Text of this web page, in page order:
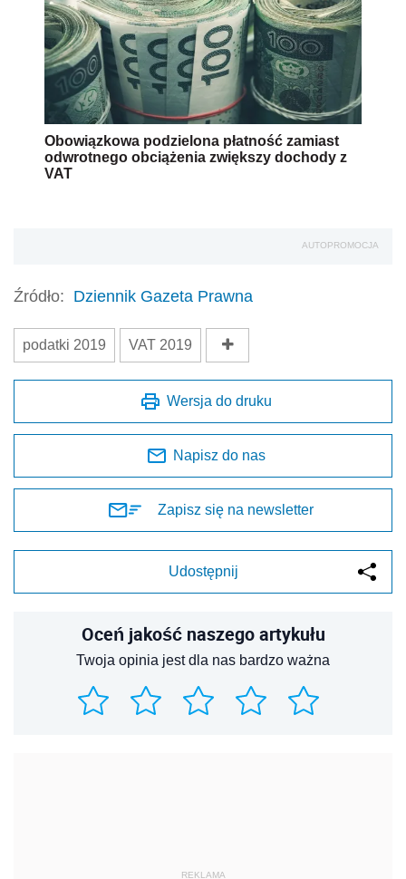
Obowiązkowa podzielona płatność zamiast
odwrotnego obciążenia zwiększy dochody z
VAT
AUTOPROMOCJA
Źródło: Dziennik Gazeta Prawna
podatki 2019 VAT 2019
Wersja do druku
Napisz do nas
Zapisz się na newsletter
Udostępnij
Oceń jakość naszego artykułu
Twoja opinia jest dla nas bardzo ważna
REKLAMA